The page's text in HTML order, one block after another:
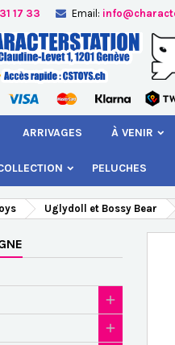
17 33 Email:
ARRIVAGES À VENIR
PELUCHES
Uglydoll et Bossy Bear